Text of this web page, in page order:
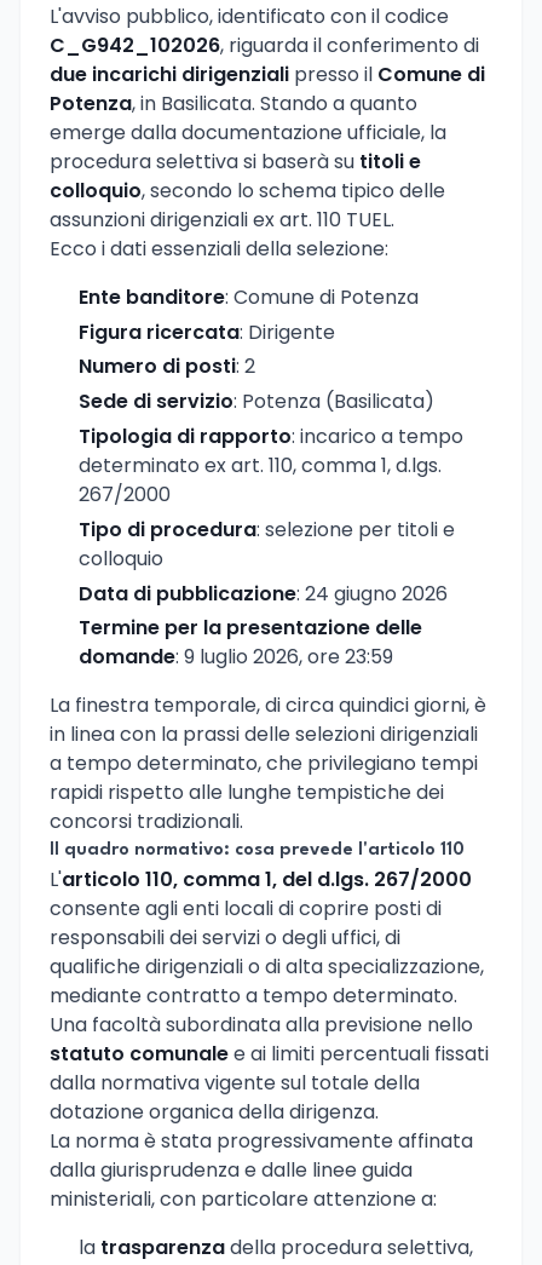
L'avviso pubblico, identificato con il codice
C_G942_102026, riguarda il conferimento di
due incarichi dirigenziali presso il Comune di
Potenza, in Basilicata. Stando a quanto
emerge dalla documentazione ufficiale, la
procedura selettiva si baserà su titoli e
colloquio, secondo lo schema tipico delle
assunzioni dirigenziali ex art. 110 TUEL.
Ecco i dati essenziali della selezione:
Ente banditore: Comune di Potenza
Figura ricercata: Dirigente
Numero di posti: 2
Sede di servizio: Potenza (Basilicata)
Tipologia di rapporto: incarico a tempo
determinato ex art. 110, comma 1, d.lgs.
267/2000
Tipo di procedura: selezione per titoli e
colloquio
Data di pubblicazione: 24 giugno 2026
Termine per la presentazione delle
domande: 9 luglio 2026, ore 23:59
La finestra temporale, di circa quindici giorni, è
in linea con la prassi delle selezioni dirigenziali
a tempo determinato, che privilegiano tempi
rapidi rispetto alle lunghe tempistiche dei
concorsi tradizionali.
Il quadro normativo: cosa prevede l'articolo 110
L'articolo 110, comma 1, del d.lgs. 267/2000
consente agli enti locali di coprire posti di
responsabili dei servizi o degli uffici, di
qualifiche dirigenziali o di alta specializzazione,
mediante contratto a tempo determinato.
Una facoltà subordinata alla previsione nello
statuto comunalee ai limiti percentuali fissati
dalla normativa vigente sul totale della
dotazione organica della dirigenza.
La norma è stata progressivamente affinata
dalla giurisprudenza e dalle linee guida
ministeriali, con particolare attenzione a:
la trasparenzadella procedura selettiva,